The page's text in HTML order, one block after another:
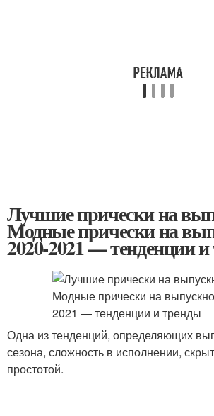
Лучшие прически на
Модные прически на
2020-2021 — тенденции
Одна из тенденций, определяющих
сезона, сложность в исполнении,
простотой.